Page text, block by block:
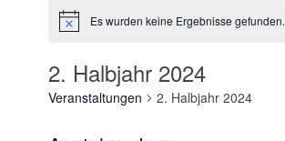
HinweisEs wurden keine Ergebnisse gefunden.
2. Halbjahr 2024
Veranstaltungen 2. Halbjahr 2024